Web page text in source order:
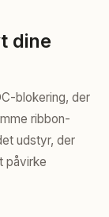
dine
blokering, der
ribbon-
udstyr, der
påvirke